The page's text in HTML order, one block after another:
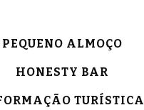
PEQUENO ALMOÇO
HONESTY BAR
TURÍSTICA